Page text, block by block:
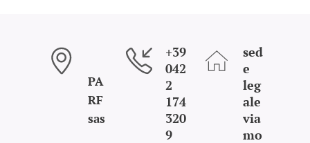
PA
RF
sas
+39
042
2
174
320
9
sed
e
leg
ale
via
mo